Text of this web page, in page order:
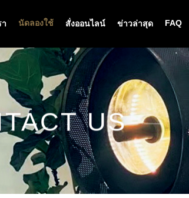
า นัดลองใช้ สั่งออนไลน์ ข่าวล่าสุด FAQ
US